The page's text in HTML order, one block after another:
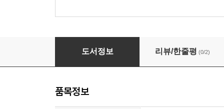
화난 거 아니래도!
도서정보 리뷰/한줄평 (0/2)
품목정보